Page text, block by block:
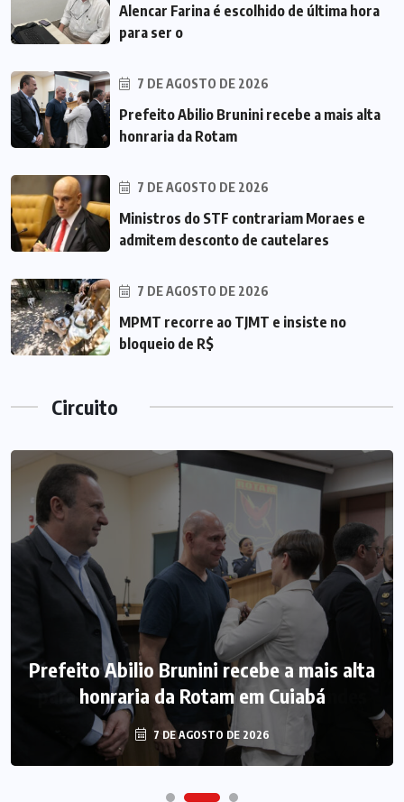
Alencar Farina é escolhido de última hora
para ser o
7 DE AGOSTO DE 2026
Prefeito Abilio Brunini recebe a mais alta
honraria da Rotam
7 DE AGOSTO DE 2026
Ministros do STF contrariam Moraes e
admitem desconto de cautelares
7 DE AGOSTO DE 2026
MPMT recorre ao TJMT e insiste no
bloqueio de R$
Circuito
Prefeito Abilio Brunini recebe a mais alta
honraria da Rotam em Cuiabá
7 DE AGOSTO DE 2026